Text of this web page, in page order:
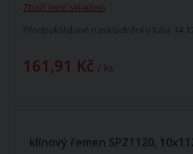
Zboží není skladem
Předpokládané naskladnění v Itálii:
161,91 Kč / ks
klínový řemen SPZ1120,